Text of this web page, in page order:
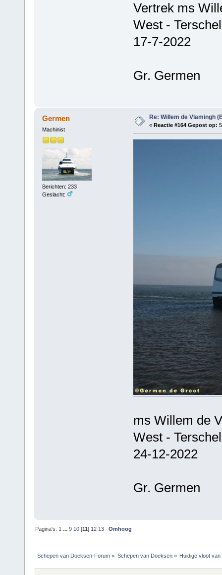
Vertrek ms
West -
17-7-2022
Gr. Germen
Germen
Machinist
Berichten: 233
Geslacht:
Re: Willem de Vlamingh
« Reactie #164 Gepost op:
ms Willem de
West -
24-12-2022
Gr. Germen
Pagina's: 1 ...9 10 [11] 12 13 Omhoog
Schepen van Doeksen-Forum » Schepen van Doeksen» Huidige vloot